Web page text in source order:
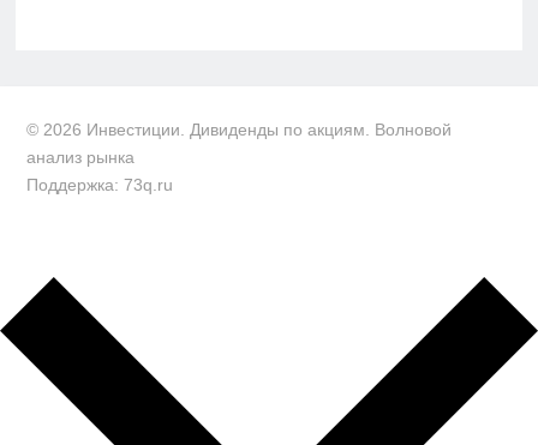
© 2026 Инвестиции. Дивиденды по акциям. Волновой
анализ рынка
Поддержка: 73q.ru